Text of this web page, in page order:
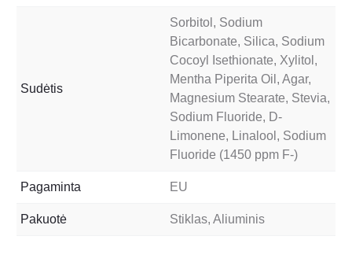
Sudėtis
Sorbitol, Sodium
Bicarbonate, Silica, Sodium
Cocoyl Isethionate, Xylitol,
Mentha Piperita Oil, Agar,
Magnesium Stearate, Stevia,
Sodium Fluoride, D-
Limonene, Linalool, Sodium
Fluoride (1450 ppm F-)
Pagaminta EU
Pakuotė Stiklas, Aliuminis